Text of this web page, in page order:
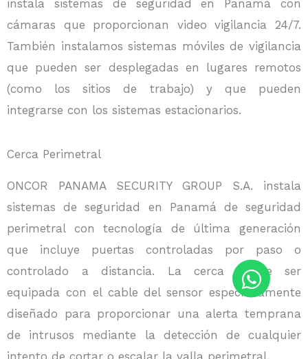
instala sistemas de seguridad en Panamá con
cámaras que proporcionan video vigilancia 24/7.
También instalamos sistemas móviles de vigilancia
que pueden ser desplegadas en lugares remotos
(como los sitios de trabajo) y que pueden
integrarse con los sistemas estacionarios.
Cerca Perimetral
ONCOR PANAMA SECURITY GROUP S.A. instala
sistemas de seguridad en Panamá de seguridad
perimetral con tecnología de última generación
que incluye puertas controladas por paso o
controlado a distancia. La cerca puede ser
equipada con el cable del sensor específicamente
diseñado para proporcionar una alerta temprana
de intrusos mediante la detección de cualquier
intento de cortar o escalar la valla perimetral.